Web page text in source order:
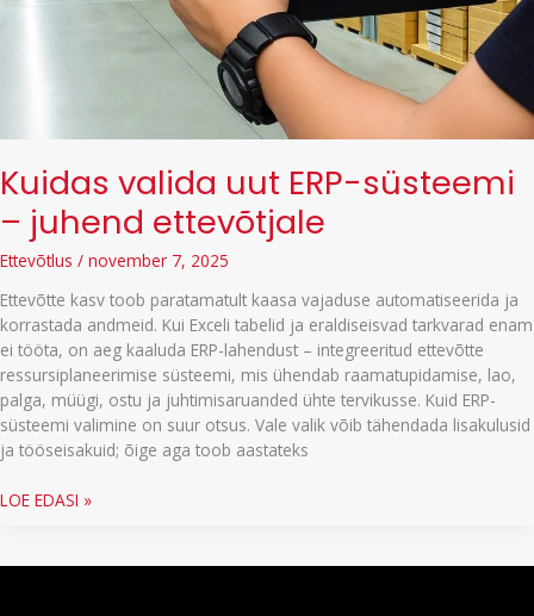
Kuidas valida uut ERP-süsteemi
– juhend ettevõtjale
Ettevõtlus / november 7, 2025
Ettevõtte kasv toob paratamatult kaasa vajaduse automatiseerida ja
korrastada andmeid. Kui Exceli tabelid ja eraldiseisvad tarkvarad enam
ei tööta, on aeg kaaluda ERP-lahendust – integreeritud ettevõtte
ressursiplaneerimise süsteemi, mis ühendab raamatupidamise, lao,
palga, müügi, ostu ja juhtimisaruanded ühte tervikusse. Kuid ERP-
süsteemi valimine on suur otsus. Vale valik võib tähendada lisakulusid
ja tööseisakuid; õige aga toob aastateks
Kuidas
ERP-
LOE EDASI »